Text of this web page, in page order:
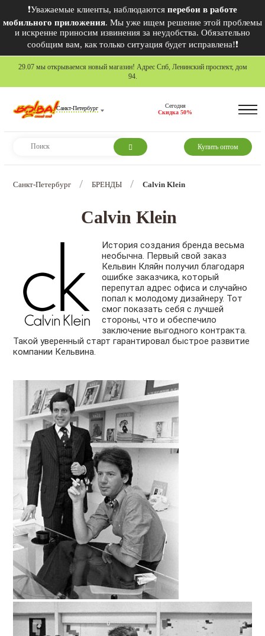
❗Уважаемые клиенты, наблюдаются перебои в работе
мобильного приложения. Мы уже ищем решение этой проблемы
и искренне приносим извинения за неудобства. Обязательно
сообщим вам, как только ситуация будет исправлена!❗
29.07 мы открываемся новый магазин! Адрес Спб, Ленинский проспект, дом
94.
Санкт-Петербург
Сегодня
Скидка 50%
Купить оптом
Санкт-Петербург / БРЕНДЫ / Calvin Klein
Calvin Klein
История создания бренда весьма
необычна. Первый свой заказ
Кельвин Кляйн получил благодаря
ошибке заказчика, который
перепутал адрес офиса и случайно
попал к молодому дизайнеру. Тот
смог показать себя с лучшей
стороны, что и обеспечило
заключение выгодного контракта.
Такой уверенный старт гарантировал быстрое развитие
компании Кельвина.